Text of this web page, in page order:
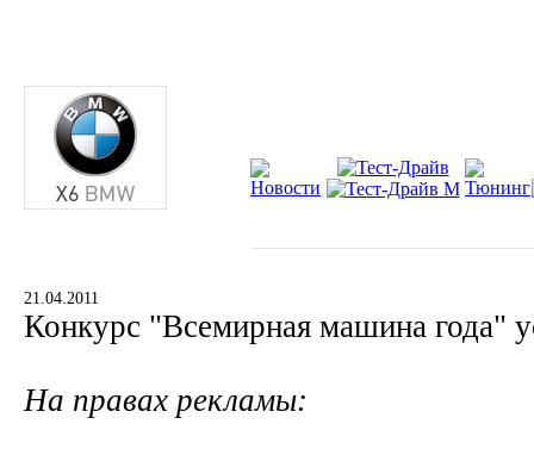
21.04.2011
Конкурс "Всемирная машина года"
На правах рекламы: